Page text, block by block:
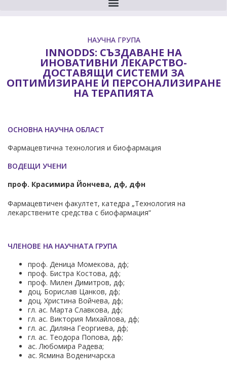
НАУЧНА ГРУПА
INNODDS: СЪЗДАВАНЕ НА
ИНОВАТИВНИ ЛЕКАРСТВО-
ДОСТАВЯЩИ СИСТЕМИ ЗА
ОПТИМИЗИРАНЕ И ПЕРСОНАЛИЗИРАНЕ
НА ТЕРАПИЯТА
ОСНОВНА НАУЧНА ОБЛАСТ
Фармацевтична технология и биофармация
ВОДЕЩИ УЧЕНИ
проф. Красимира Йончева, дф, дфн
Фармацевтичен факултет, катедра „Технология на
лекарствените средства с биофармация“
ЧЛЕНОВЕ НА НАУЧНАТА ГРУПА
проф. Деница Момекова, дф;
проф. Бистра Костова, дф;
проф. Милен Димитров, дф;
доц. Борислав Цанков, дф;
доц. Христина Войчева, дф;
гл. ас. Марта Славкова, дф;
гл. ас. Виктория Михайлова, дф;
гл. ас. Диляна Георгиева, дф;
гл. ас. Теодора Попова, дф;
ас. Любомира Радева;
ас. Ясмина Воденичарска